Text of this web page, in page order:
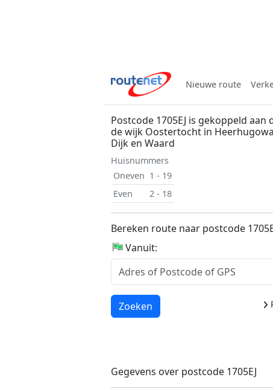
Nieuwe route
Postcode 1705EJ is gekoppeld aan
de wijk Oostertocht in
Dijk en Waard
Huisnummers
Oneven 1 - 19
Even
2 - 18
Bereken route naar postcode
Vanuit:
Laden...
Zoeken
Gegevens over postcode 1705EJ